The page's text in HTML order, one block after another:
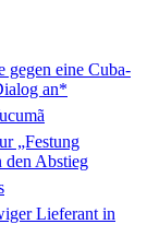
gegen eine Cuba-
an*
„Festung
den Abstieg
Lieferant in